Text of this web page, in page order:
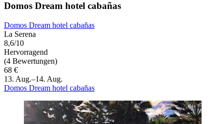
Domos Dream hotel cabañas
Domos Dream hotel cabañas
La Serena
8,6/10
Hervorragend
(4 Bewertungen)
68 €
13. Aug.–14. Aug.
Domos Dream hotel cabañas